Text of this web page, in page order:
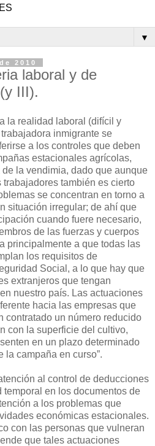
▼
2010
laboral y de
III).
la realidad laboral (difícil y
inmigrante se
a los controles que deben
estacionales agrícolas,
la vendimia, dado que aunque
también es cierto
se concentran en torno a
situación irregular; de ahí que
cuando fuere necesario,
de las fuerzas y cuerpos
principalmente a que todas las
los requisitos de
Social, a lo que hay que
extranjeros que tengan
nuestro país. Las actuaciones
hacia las empresas que
contratado un número reducido
con la superficie del cultivo,
en un plazo determinado
la campaña en curso”.
al control de deducciones
en los documentos de
a los problemas que
económicas estacionales.
con las personas que vulneran
que tales actuaciones